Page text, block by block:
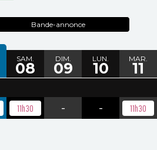
Bande-annonce
SAM.
08
DIM.
09
LUN.
10
MAR.
11
11h30 - - 11h30